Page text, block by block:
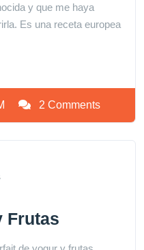
y que me haya
Es una receta europea
2 Comments
Frutas